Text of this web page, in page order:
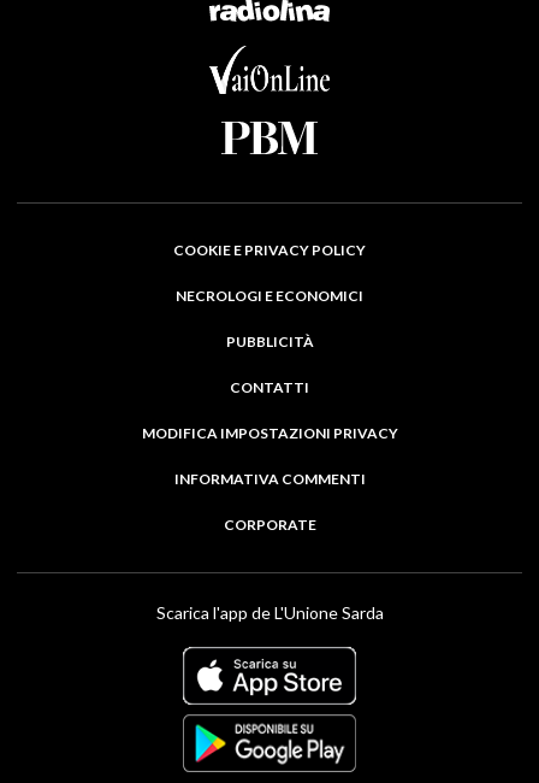
COOKIE E PRIVACY POLICY
NECROLOGI E ECONOMICI
PUBBLICITÀ
CONTATTI
MODIFICA IMPOSTAZIONI PRIVACY
INFORMATIVA COMMENTI
CORPORATE
Scarica l'app de L'Unione Sarda